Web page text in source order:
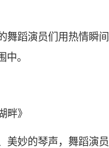
舞蹈演员们用热情瞬
中。
畔》
美妙的琴声，舞蹈演